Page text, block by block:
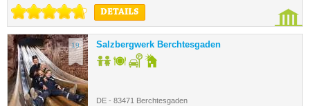
DETAILS
19. Salzbergwerk Berchtesgaden
DE - 83471 Berchtesgaden